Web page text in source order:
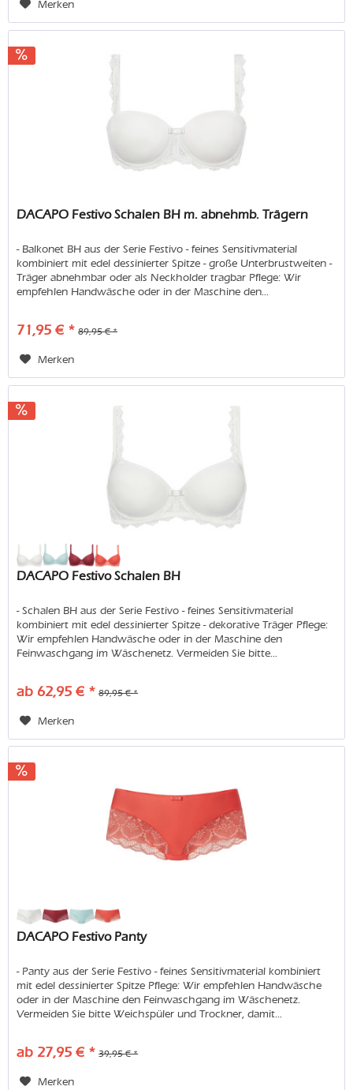
Merken
DACAPO Festivo Schalen BH m. abnehmb. Trägern
- Balkonet BH aus der Serie Festivo - feines Sensitivmaterial
kombiniert mit edel dessinierter Spitze - große Unterbrustweiten -
Träger abnehmbar oder als Neckholder tragbar Pflege: Wir
empfehlen Handwäsche oder in der Maschine den...
71,95 € * 89,95 € *
Merken
DACAPO Festivo Schalen BH
- Schalen BH aus der Serie Festivo - feines Sensitivmaterial
kombiniert mit edel dessinierter Spitze - dekorative Träger Pflege:
Wir empfehlen Handwäsche oder in der Maschine den
Feinwaschgang im Wäschenetz. Vermeiden Sie bitte...
ab 62,95 € * 89,95 € *
Merken
DACAPO Festivo Panty
- Panty aus der Serie Festivo - feines Sensitivmaterial kombiniert
mit edel dessinierter Spitze Pflege: Wir empfehlen Handwäsche
oder in der Maschine den Feinwaschgang im Wäschenetz.
Vermeiden Sie bitte Weichspüler und Trockner, damit...
ab 27,95 € * 39,95 € *
Merken